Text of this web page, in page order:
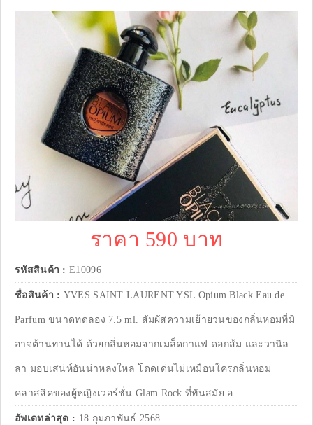
ราคา 590 บาท
รหัสสินค้า : E10096
ชื่อสินค้า : YVES SAINT LAURENT YSL Opium Black Eau de
Parfum ขนาดทดลอง 7.5 ml. สัมผัสความเย้ายวนของกลิ่นหอมที่มิ
อาจต้านทานได้ ด้วยกลิ่นหอมจากเมล็ดกาแฟ ดอกส้ม และวานิล
ลา มอบเสน่ห์อันน่าหลงใหล โดดเด่นไม่เหมือนใครกลิ่นหอม
คลาสสิคของผู้หญิงเวอร์ชั่น Glam Rock ที่ทันสมัย อ
อัพเดทล่าสุด : 18 กุมภาพันธ์ 2568